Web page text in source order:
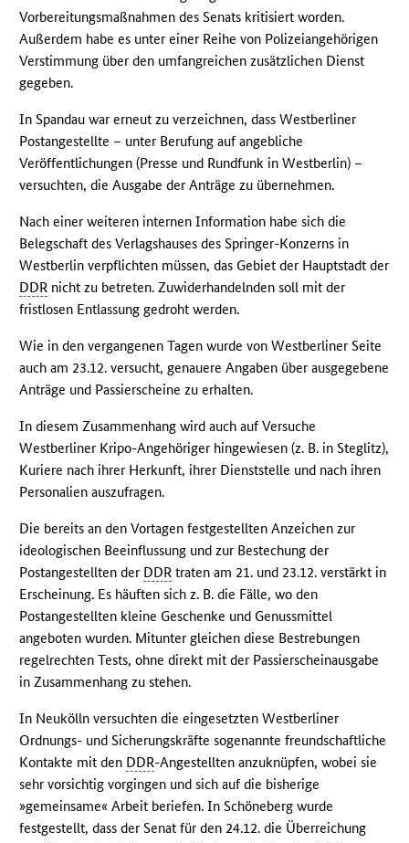
Vorbereitungsmaßnahmen des Senats kritisiert worden.
Außerdem habe es unter einer Reihe von Polizeiangehörigen
Verstimmung über den umfangreichen zusätzlichen Dienst
gegeben.
In Spandau war erneut zu verzeichnen, dass Westberliner
Postangestellte – unter Berufung auf angebliche
Veröffentlichungen (Presse und Rundfunk in Westberlin) –
versuchten, die Ausgabe der Anträge zu übernehmen.
Nach einer weiteren internen Information habe sich die
Belegschaft des Verlagshauses des Springer-Konzerns in
Westberlin verpflichten müssen, das Gebiet der Hauptstadt der
DDR nicht zu betreten. Zuwiderhandelnden soll mit der
fristlosen Entlassung gedroht werden.
Wie in den vergangenen Tagen wurde von Westberliner Seite
auch am 23.12. versucht, genauere Angaben über ausgegebene
Anträge und Passierscheine zu erhalten.
In diesem Zusammenhang wird auch auf Versuche
Westberliner Kripo-Angehöriger hingewiesen (z. B. in Steglitz),
Kuriere nach ihrer Herkunft, ihrer Dienststelle und nach ihren
Personalien auszufragen.
Die bereits an den Vortagen festgestellten Anzeichen zur
ideologischen Beeinflussung und zur Bestechung der
Postangestellten der DDR traten am 21. und 23.12. verstärkt in
Erscheinung. Es häuften sich z. B. die Fälle, wo den
Postangestellten kleine Geschenke und Genussmittel
angeboten wurden. Mitunter gleichen diese Bestrebungen
regelrechten Tests, ohne direkt mit der Passierscheinausgabe
in Zusammenhang zu stehen.
In Neukölln versuchten die eingesetzten Westberliner
Ordnungs- und Sicherungskräfte sogenannte freundschaftliche
Kontakte mit den DDR-Angestellten anzuknüpfen, wobei sie
sehr vorsichtig vorgingen und sich auf die bisherige
»gemeinsame« Arbeit beriefen. In Schöneberg wurde
festgestellt, dass der Senat für den 24.12. die Überreichung